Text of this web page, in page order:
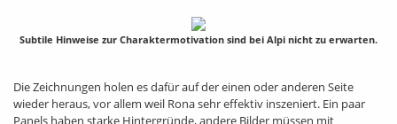
Subtile Hinweise zur Charaktermotivation sind bei Alpi nicht zu erwarten.
Die Zeichnungen holen es dafür auf der einen oder anderen Seite
wieder heraus, vor allem weil Rona sehr effektiv inszeniert. Ein paar
Panels haben starke Hintergründe, andere Bilder müssen mit